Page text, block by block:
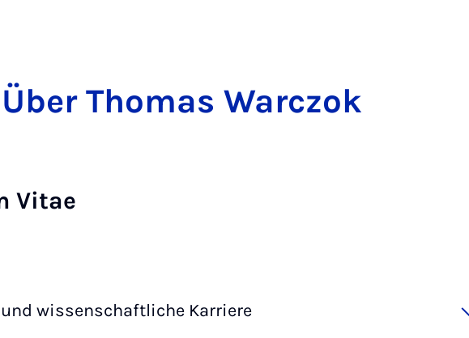
Über Thomas Warczok
Vitae
wissenschaftliche Karriere